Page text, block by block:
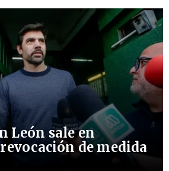
León sale en
de medida